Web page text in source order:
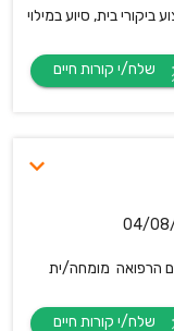
ביקורי בית, סיוע במילוי
04/
הרפואה מומחה/ית